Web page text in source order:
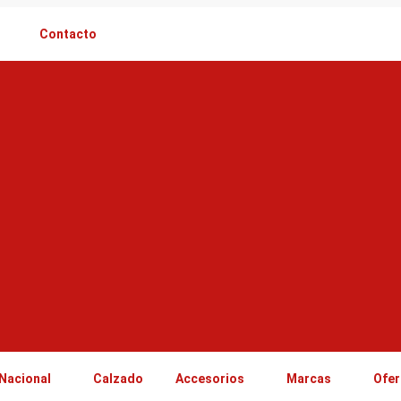
Contacto
Calzado Accesorios Marcas